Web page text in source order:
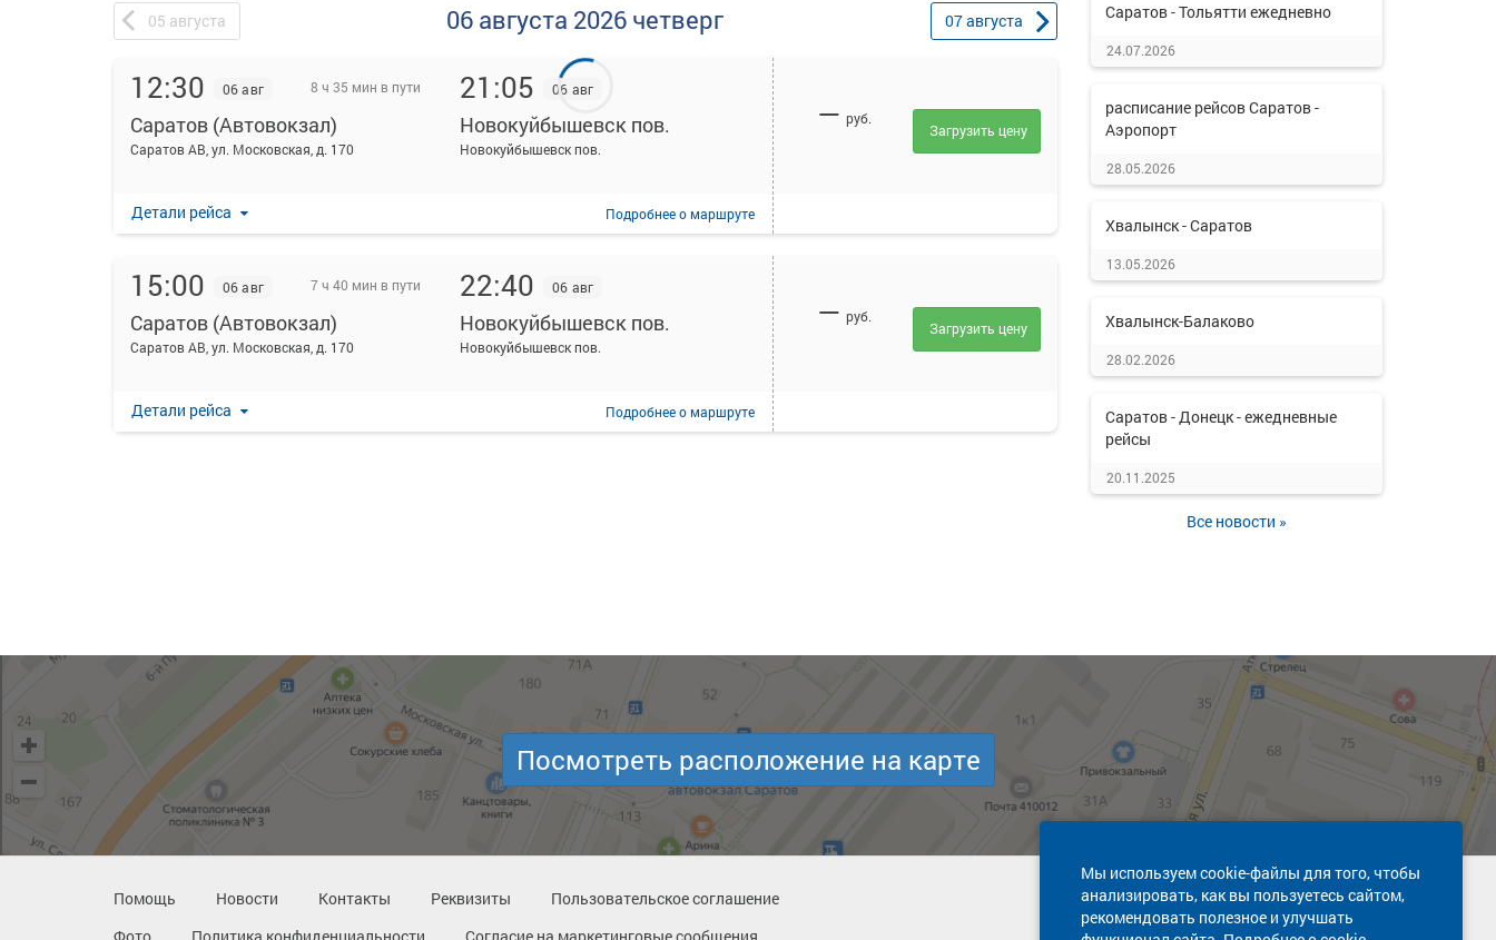
05 августа 06 августа 2026 четверг 07августа
12:30 06 авг 8 ч 35 мин в пути
Саратов (Автовокзал)
Саратов АВ, ул. Московская, д. 170
21:05 06 авг
Новокуйбышевск пов.
Новокуйбышевск пов.
Детали рейса Подробнеео маршруте
— руб.
Загрузить цену
15:00 06 авг 7 ч 40 мин в пути
Саратов (Автовокзал)
Саратов АВ, ул. Московская, д. 170
22:40 06 авг
Новокуйбышевск пов.
Новокуйбышевск пов.
Детали рейса Подробнеео маршруте
— руб.
Загрузить цену
Саратов - Тольятти ежедневно
24.07.2026
расписание рейсов Саратов -
Аэропорт
28.05.2026
Хвалынск - Саратов
13.05.2026
Хвалынск-Балаково
28.02.2026
Саратов - Донецк - ежедневные
рейсы
20.11.2025
Все новости »
Мы используем cookie-файлы для того, чтобы
анализировать, как вы пользуетесь сайтом,
рекомендовать полезное и улучшать
Посмотреть расположение на карте
Помощь Новости Контакты Реквизиты
Пользовательское соглашение
Техническая поддержка сайта
8 800 600-03-38